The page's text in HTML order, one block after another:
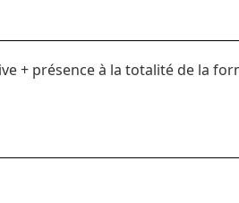
+ présence à la totalité de la